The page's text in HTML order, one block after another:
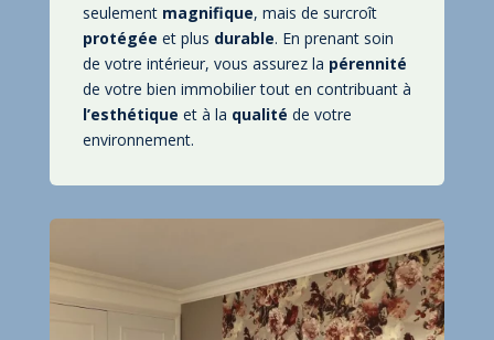
seulement magnifique, mais de surcroît
protégée et plus durable. En prenant soin
de votre intérieur, vous assurez la pérennité
de votre bien immobilier tout en contribuant à
l’esthétique et à la qualité de votre
environnement.